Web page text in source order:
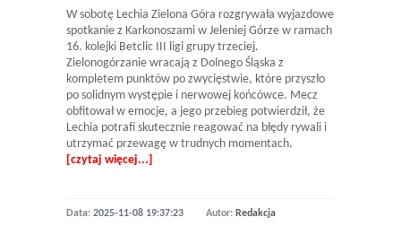
W sobotę Lechia Zielona Góra rozgrywała wyjazdowe
spotkanie z Karkonoszami w Jeleniej Górze w ramach
16. kolejki Betclic III ligi grupy trzeciej.
Zielonogórzanie wracają z Dolnego Śląska z
kompletem punktów po zwycięstwie, które przyszło
po solidnym występie i nerwowej końcówce. Mecz
obfitował w emocje, a jego przebieg potwierdził, że
Lechia potrafi skutecznie reagować na błędy rywali i
utrzymać przewagę w trudnych momentach.
[czytaj więcej...]
Data: 2025-11-08 19:37:23 Autor: Redakcja